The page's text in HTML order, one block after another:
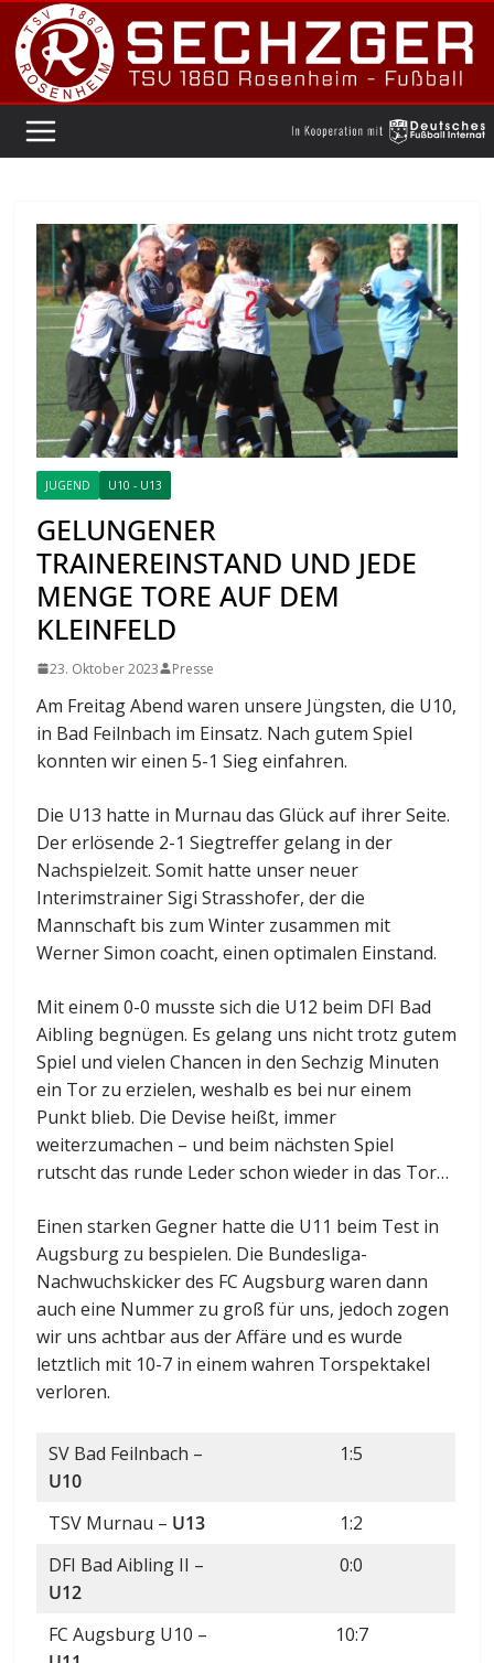
Zum
Inhalt
springen
JUGEND U10 - U13
GELUNGENER
TRAINEREINSTAND UND JEDE
MENGE TORE AUF DEM
KLEINFELD
23. Oktober 2023 Presse
Am Freitag Abend waren unsere Jüngsten, die U10,
in Bad Feilnbach im Einsatz. Nach gutem Spiel
konnten wir einen 5-1 Sieg einfahren.
Die U13 hatte in Murnau das Glück auf ihrer Seite.
Der erlösende 2-1 Siegtreffer gelang in der
Nachspielzeit. Somit hatte unser neuer
Interimstrainer Sigi Strasshofer, der die
Mannschaft bis zum Winter zusammen mit
Werner Simon coacht, einen optimalen Einstand.
Mit einem 0-0 musste sich die U12 beim DFI Bad
Aibling begnügen. Es gelang uns nicht trotz gutem
Spiel und vielen Chancen in den Sechzig Minuten
ein Tor zu erzielen, weshalb es bei nur einem
Punkt blieb. Die Devise heißt, immer
weiterzumachen – und beim nächsten Spiel
rutscht das runde Leder schon wieder in das Tor…
Einen starken Gegner hatte die U11 beim Test in
Augsburg zu bespielen. Die Bundesliga-
Nachwuchskicker des FC Augsburg waren dann
auch eine Nummer zu groß für uns, jedoch zogen
wir uns achtbar aus der Affäre und es wurde
letztlich mit 10-7 in einem wahren Torspektakel
verloren.
SV Bad Feilnbach –
U10
1:5
TSV Murnau – U13
1:2
DFI Bad Aibling II –
U12
0:0
FC Augsburg U10 –
10:7